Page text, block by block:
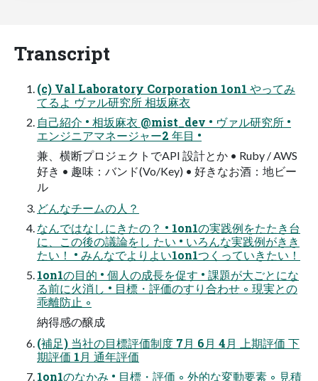
Transcript
(c) Val Laboratory Corporation 1on1 やってみ
てるよ ヴァル研究所 相坂麻衣
自己紹介 • 相坂麻衣 @mist_dev • ヴァル研究所 •
エンジニアマネージャー2 年目 •
兼、横断プロジェクトでAPI 設計とか • Ruby / AWS
好き • 趣味：バンド(Vo/Key) • 好きなお酒：地ビー
ル
どんなチームの人？
なんではなしにきたの？ • 1on1の実践例をたたき台
に、この後の議論をし たい • いろんな実践例がきき
たい！ • みんなでよりよい1on1つくっていきたい！
1on1の目的 • 個人の成長を促す • 課題が大ごとにな
る前に火消し • 目標・評価のすり合わせ ◦ 現実との
乖離防止 ◦
納得感の醸成
(補足) 当社の目標評価制度 7月 6月 4月 上期評価 下
期評価 1月 通年評価
1on1のなかみ • 目標・評価 ◦ 外的な変動要素 ◦ 見積